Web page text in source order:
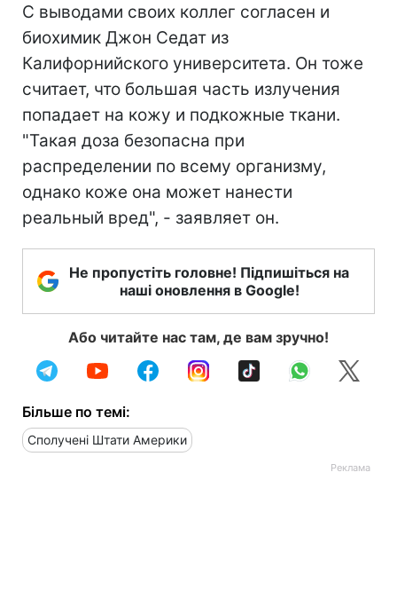
С выводами своих коллег согласен и
биохимик Джон Седат из
Калифорнийского университета. Он тоже
считает, что большая часть излучения
попадает на кожу и подкожные ткани.
"Такая доза безопасна при
распределении по всему организму,
однако коже она может нанести
реальный вред", - заявляет он.
Не пропустіть головне! Підпишіться на
наші оновлення в Google!
Або читайте нас там, де вам зручно!
Більше по темі:
Сполучені Штати Америки